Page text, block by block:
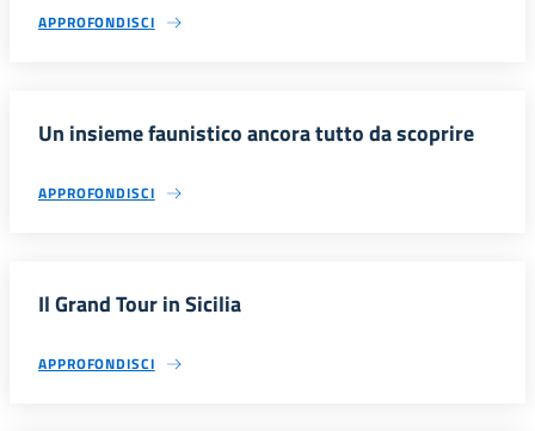
APPROFONDISCI
Un insieme faunistico ancora tutto da scoprire
APPROFONDISCI
Il Grand Tour in Sicilia
APPROFONDISCI